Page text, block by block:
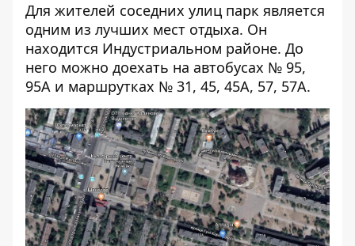
Для жителей соседних улиц парк является
одним из лучших мест отдыха. Он
находится Индустриальном районе. До
него можно доехать на автобусах № 95,
95А и маршрутках № 31, 45, 45А, 57, 57А.